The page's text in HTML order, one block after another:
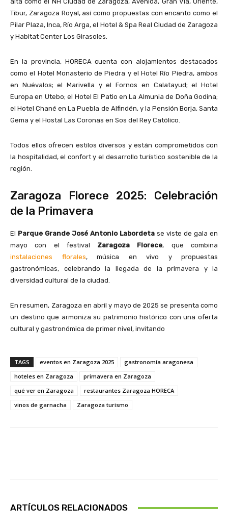
Tibur, Zaragoza Royal, así como propuestas con encanto como el
Pilar Plaza, Inca, Río Arga, el Hotel & Spa Real Ciudad de Zaragoza
y Habitat Center Los Girasoles.
En la provincia, HORECA cuenta con alojamientos destacados
como el Hotel Monasterio de Piedra y el Hotel Río Piedra, ambos
en Nuévalos; el Marivella y el Fornos en Calatayud; el Hotel
Europa en Utebo; el Hotel El Patio en La Almunia de Doña Godina;
el Hotel Chané en La Puebla de Alfindén, y la Pensión Borja, Santa
Gema y el Hostal Las Coronas en Sos del Rey Católico.
Todos ellos ofrecen estilos diversos y están comprometidos con
la hospitalidad, el confort y el desarrollo turístico sostenible de la
región.
Zaragoza Florece 2025: Celebración
de la Primavera
El Parque Grande José Antonio Labordeta se viste de gala en
mayo con el festival Zaragoza Florece, que combina
instalaciones florales, música en vivo y propuestas
gastronómicas, celebrando la llegada de la primavera y la
diversidad cultural de la ciudad. ​
En resumen, Zaragoza en abril y mayo de 2025 se presenta como
un destino que armoniza su patrimonio histórico con una oferta
cultural y gastronómica de primer nivel, invitando
TAGS eventos en Zaragoza 2025
gastronomía aragonesa
hoteles en Zaragoza
primavera en Zaragoza
qué ver en Zaragoza
restaurantes Zaragoza HORECA
vinos de garnacha
Zaragoza turismo
ARTÍCULOS RELACIONADOS